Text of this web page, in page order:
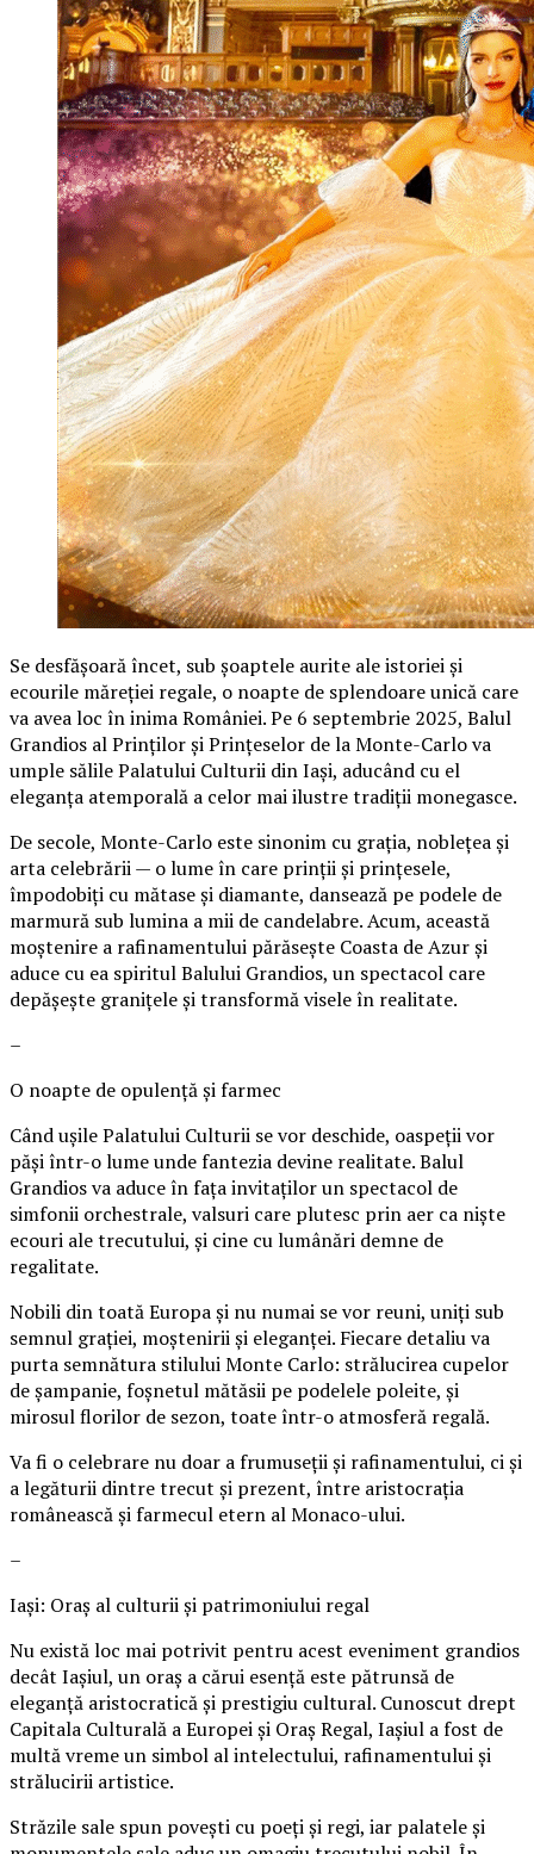
Se desfășoară încet, sub șoaptele aurite ale istoriei și
ecourile măreției regale, o noapte de splendoare unică care
va avea loc în inima României. Pe 6 septembrie 2025, Balul
Grandios al Prinților și Prințeselor de la Monte-Carlo va
umple sălile Palatului Culturii din Iași, aducând cu el
eleganța atemporală a celor mai ilustre tradiții monegasce.
De secole, Monte-Carlo este sinonim cu grația, noblețea și
arta celebrării — o lume în care prinții și prințesele,
împodobiți cu mătase și diamante, dansează pe podele de
marmură sub lumina a mii de candelabre. Acum, această
moștenire a rafinamentului părăsește Coasta de Azur și
aduce cu ea spiritul Balului Grandios, un spectacol care
depășește granițele și transformă visele în realitate.
–
O noapte de opulență și farmec
Când ușile Palatului Culturii se vor deschide, oaspeții vor
păși într-o lume unde fantezia devine realitate. Balul
Grandios va aduce în fața invitaților un spectacol de
simfonii orchestrale, valsuri care plutesc prin aer ca niște
ecouri ale trecutului, și cine cu lumânări demne de
regalitate.
Nobili din toată Europa și nu numai se vor reuni, uniți sub
semnul grației, moștenirii și eleganței. Fiecare detaliu va
purta semnătura stilului Monte Carlo: strălucirea cupelor
de șampanie, foșnetul mătăsii pe podelele poleite, și
mirosul florilor de sezon, toate într-o atmosferă regală.
Va fi o celebrare nu doar a frumuseții și rafinamentului, ci și
a legăturii dintre trecut și prezent, între aristocrația
românească și farmecul etern al Monaco-ului.
–
Iași: Oraș al culturii și patrimoniului regal
Nu există loc mai potrivit pentru acest eveniment grandios
decât Iașiul, un oraș a cărui esență este pătrunsă de
eleganță aristocratică și prestigiu cultural. Cunoscut drept
Capitala Culturală a Europei și Oraș Regal, Iașiul a fost de
multă vreme un simbol al intelectului, rafinamentului și
strălucirii artistice.
Străzile sale spun povești cu poeți și regi, iar palatele și